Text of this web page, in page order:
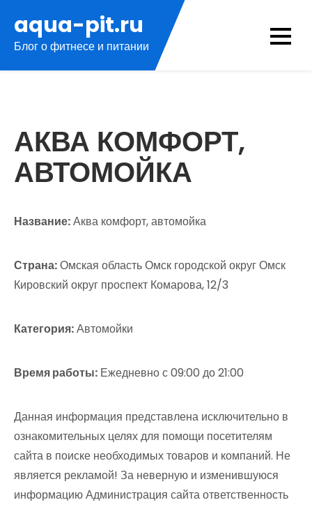
содержимому
aqua-pit.ru
Блог о фитнесе и питании
АКВА КОМФОРТ,
АВТОМОЙКА
Название:Аква комфорт, автомойка
Страна:Омская область Омск городской округ Омск
Кировский округ проспект Комарова, 12/3
Категория:Автомойки
Время работы: Ежедневно с 09:00 до 21:00
Данная информация представлена исключительно в
ознакомительных целях для помощи посетителям
сайта в поиске необходимых товаров и компаний. Не
является рекламой! За неверную и изменившуюся
информацию Администрация сайта ответственность